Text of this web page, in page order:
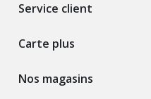
Service client
Carte plus
Nos magasins